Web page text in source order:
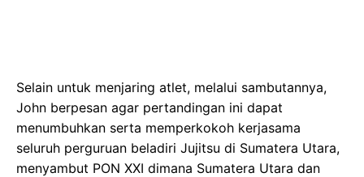
Selain untuk menjaring atlet, melalui sambutannya,
John berpesan agar pertandingan ini dapat
menumbuhkan serta memperkokoh kerjasama
seluruh perguruan beladiri Jujitsu di Sumatera Utara,
menyambut PON XXI dimana Sumatera Utara dan